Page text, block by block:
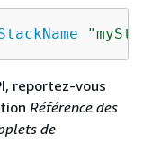
reportez-vous
Référence des
de